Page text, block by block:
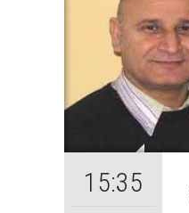
15:35